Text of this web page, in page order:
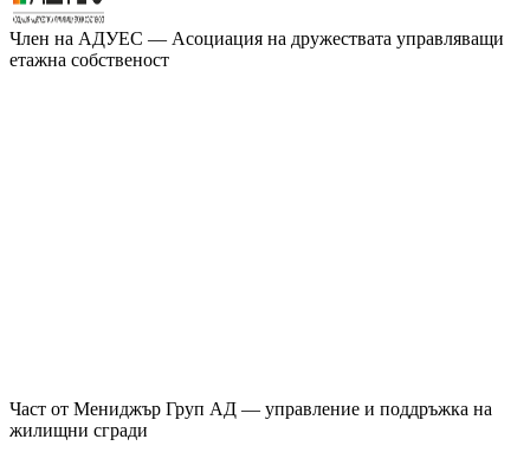
Член на АДУЕС — Асоциация на дружествата управляващи
етажна собственост
Част от Мениджър Груп АД — управление и поддръжка на
жилищни сгради